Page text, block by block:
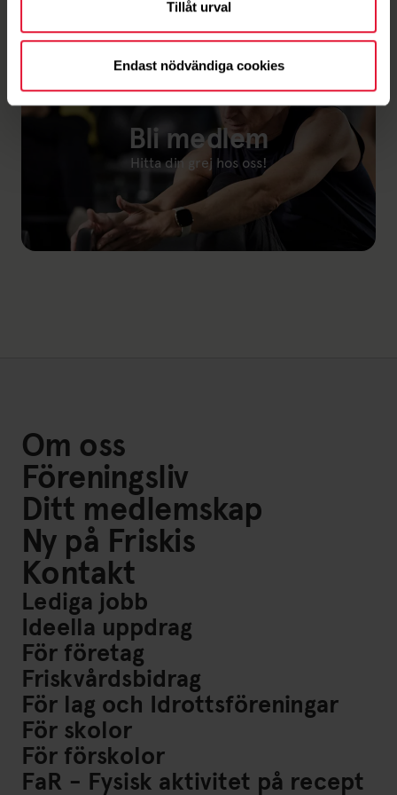
Tillåt urval
Endast nödvändiga cookies
Bli medlem
Hitta din grej hos oss!
Om oss
Föreningsliv
Ditt medlemskap
Ny på Friskis
Kontakt
Lediga jobb
Ideella uppdrag
För företag
Friskvårdsbidrag
För lag och Idrottsföreningar
För skolor
För förskolor
FaR - Fysisk aktivitet på recept